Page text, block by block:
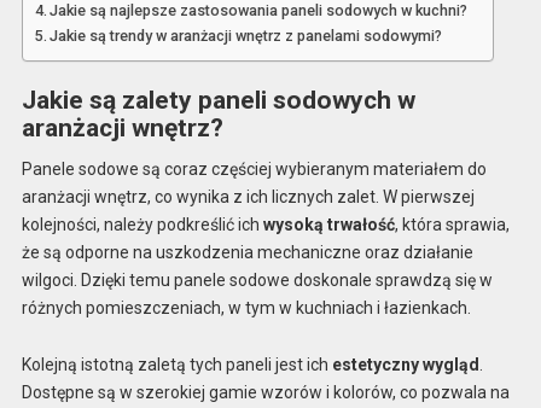
Jakie są najlepsze zastosowania paneli sodowych w kuchni?
Jakie są trendy w aranżacji wnętrz z panelami sodowymi?
Jakie są zalety paneli sodowych w
aranżacji wnętrz?
Panele sodowe są coraz częściej wybieranym materiałem do
aranżacji wnętrz, co wynika z ich licznych zalet. W pierwszej
kolejności, należy podkreślić ich wysoką trwałość, która sprawia,
że są odporne na uszkodzenia mechaniczne oraz działanie
wilgoci. Dzięki temu panele sodowe doskonale sprawdzą się w
różnych pomieszczeniach, w tym w kuchniach i łazienkach.
Kolejną istotną zaletą tych paneli jest ich estetyczny wygląd
Dostępne są w szerokiej gamie wzorów i kolorów, co pozwala na